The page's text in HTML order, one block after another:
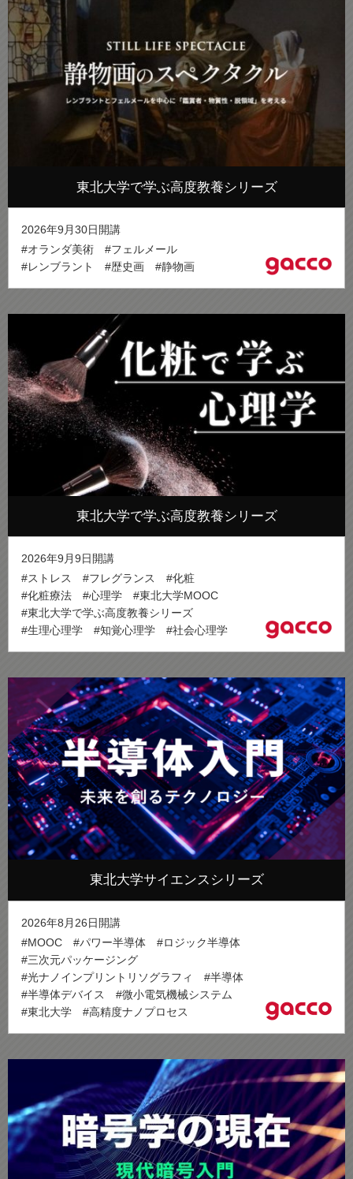
東北大学で学ぶ高度教養シリーズ
2026年9月30日開講
#オランダ美術
#フェルメール
#レンブラント
#歴史画 #静物画
東北大学で学ぶ高度教養シリーズ
2026年9月9日開講
#ストレス
#フレグランス
#化粧
#化粧療法
#心理学
#東北大学MOOC
#東北大学で学ぶ高度教養シリーズ
#生理心理学
#知覚心理学 #社会心理学
東北大学サイエンスシリーズ
2026年8月26日開講
#MOOC
#パワー半導体
#ロジック半導体
#三次元パッケージング
#光ナノインプリントリソグラフィ
#半導体
#半導体デバイス
#微小電気機械システム
#東北大学
#高精度ナノプロセス